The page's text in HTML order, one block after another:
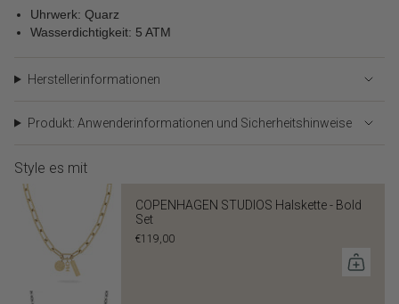
Uhrwerk: Quarz
Wasserdichtigkeit: 5 ATM
Herstellerinformationen
Produkt: Anwenderinformationen und Sicherheitshinweise
Style es mit
COPENHAGEN STUDIOS Halskette - Bold
Set
€119,00